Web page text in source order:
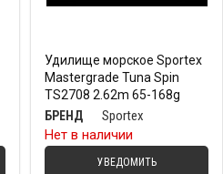
Удилище морское Sportex
Mastergrade Tuna Spin
TS2708 2.62m 65-168g
БРЕНД
Sportex
Нет в наличии
УВЕДОМИТЬ